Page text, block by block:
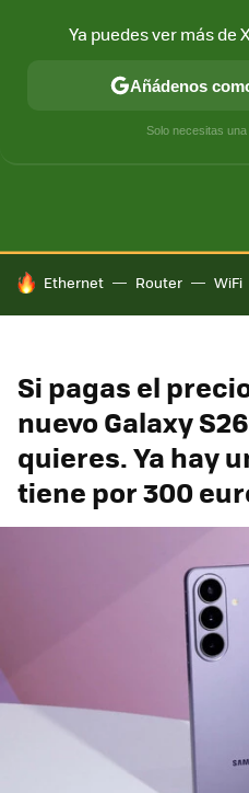
HOY SE HABLA DE
Ethernet Router WiFi
Si pagas el
nuevo Galaxy
quieres. Ya hay
tiene por 300
Ya puedes ver más de
Añádenos
Solo necesitas